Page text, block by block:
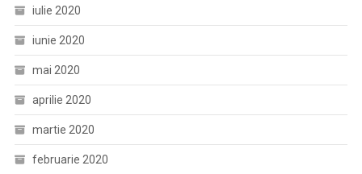
iulie 2020
iunie 2020
mai 2020
aprilie 2020
martie 2020
februarie 2020